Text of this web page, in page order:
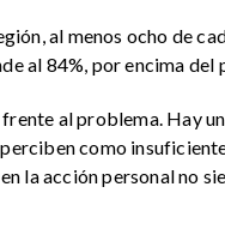
al menos ocho de
al 84%, por encima
al problema. Hay
como
la acción personal no